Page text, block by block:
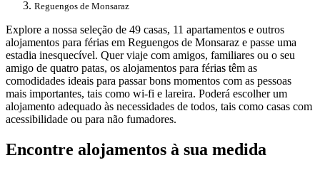
Reguengos de Monsaraz
Explore a nossa seleção de 49 casas, 11 apartamentos e outros
alojamentos para férias em Reguengos de Monsaraz e passe uma
estadia inesquecível. Quer viaje com amigos, familiares ou o seu
amigo de quatro patas, os alojamentos para férias têm as
comodidades ideais para passar bons momentos com as pessoas
mais importantes, tais como wi-fi e lareira. Poderá escolher um
alojamento adequado às necessidades de todos, tais como casas com
acessibilidade ou para não fumadores.
Encontre alojamentos à sua medida